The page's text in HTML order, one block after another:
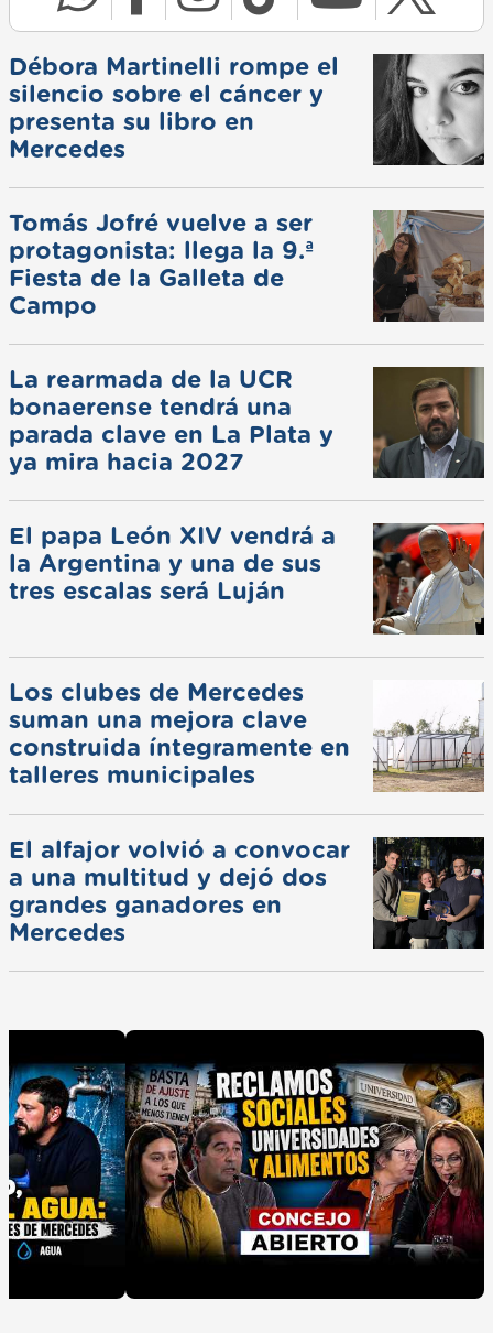
Débora Martinelli rompe el
silencio sobre el cáncer y
presenta su libro en
Mercedes
Tomás Jofré vuelve a ser
protagonista: llega la 9.ª
Fiesta de la Galleta de
Campo
La rearmada de la UCR
bonaerense tendrá una
parada clave en La Plata y
ya mira hacia 2027
El papa León XIV vendrá a
la Argentina y una de sus
tres escalas será Luján
Los clubes de Mercedes
suman una mejora clave
construida íntegramente en
talleres municipales
El alfajor volvió a convocar
a una multitud y dejó dos
grandes ganadores en
Mercedes